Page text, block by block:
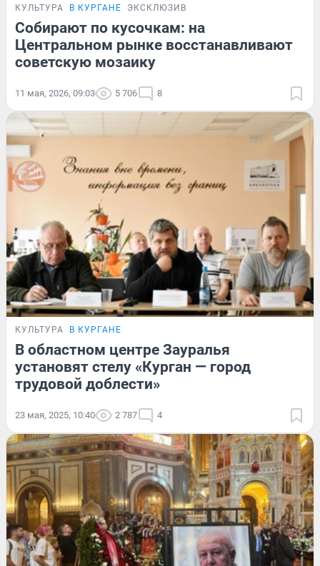
КУЛЬТУРА В КУРГАНЕ ЭКСКЛЮЗИВ
Собирают по кусочкам: на
Центральном рынке восстанавливают
советскую мозаику
11 мая, 2026, 09:03 5 706 8
КУЛЬТУРА В КУРГАНЕ
В областном центре Зауралья
установят стелу «Курган — город
трудовой доблести»
23 мая, 2025, 10:40 2 787 4